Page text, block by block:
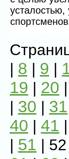
усталостью,
|8|9|
19|20
|30|31
40|41
|51|